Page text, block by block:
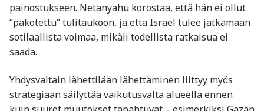
painostukseen. Netanyahu korostaa, että hän ei ollut
“pakotettu” tulitaukoon, ja että Israel tulee jatkamaan
sotilaallista voimaa, mikäli todellista ratkaisua ei
saada.
Yhdysvaltain lähettilään lähettäminen liittyy myös
strategiaan säilyttää vaikutusvalta alueella ennen